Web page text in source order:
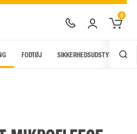
0
FODTØJ SIKKERHEDSUDSTYR